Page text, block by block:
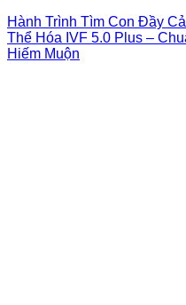
Hành Trình Tìm Con Đầy
Thể Hóa IVF 5.0 Plus –
Hiếm Muộn